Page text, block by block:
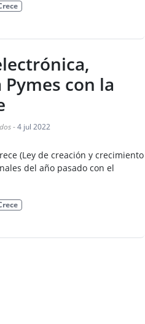
con la
- 4 jul 2022
(Ley de creación y crecimiento
del año pasado con el